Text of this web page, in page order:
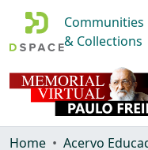
Communities
& Collections
Home